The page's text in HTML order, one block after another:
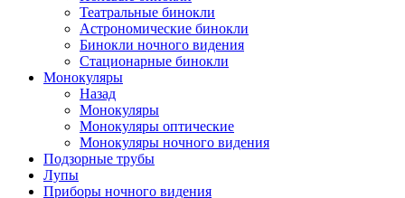
Театральные бинокли
Астрономические бинокли
Бинокли ночного видения
Стационарные бинокли
Монокуляры
Назад
Монокуляры
Монокуляры оптические
Монокуляры ночного видения
Подзорные трубы
Лупы
Приборы ночного видения